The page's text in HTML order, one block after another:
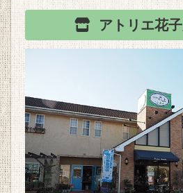
アトリエ花子